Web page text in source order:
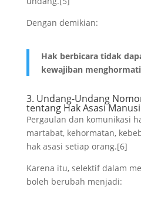
Dengan demikian:
Hak berbicara tidak
kewajiban
3. Undang-Undang
tentang Hak Asasi
Pergaulan dan komunikasi
martabat, kehormatan,
hak asasi setiap orang.[6]
Karena itu, selektif dalam
boleh berubah menjadi: